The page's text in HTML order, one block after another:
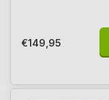
€149,95